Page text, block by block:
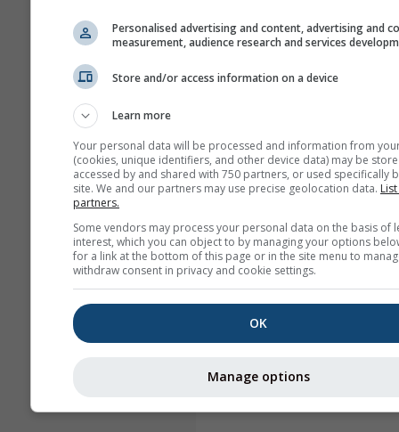
Personalised advertising and content, advertising and
measurement, audience research and services
Store and/or access information on a device
Learn more
Your personal data will be processed and information from
(cookies, unique identifiers, and other device data) may be
accessed by and shared with 750 partners, or used specifically
site. We and our partners may use precise geolocation data.
partners.
Some vendors may process your personal data on the basis of
interest, which you can object to by managing your options
for a link at the bottom of this page or in the site menu to
withdraw consent in privacy and cookie settings.
OK
Manage options